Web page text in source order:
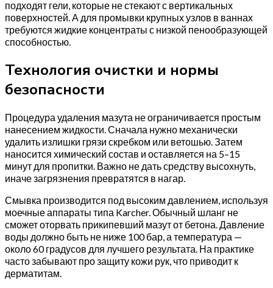
подходят гели, которые не стекают с вертикальных
поверхностей. А для промывки крупных узлов в ваннах
требуются жидкие концентраты с низкой пенообразующей
способностью.
Технология очистки и нормы
безопасности
Процедура удаления мазута не ограничивается простым
нанесением жидкости. Сначала нужно механически
удалить излишки грязи скребком или ветошью. Затем
наносится химический состав и оставляется на 5–15
минут для пропитки. Важно не дать средству высохнуть,
иначе загрязнения превратятся в нагар.
Смывка производится под высоким давлением, используя
моечные аппараты типа Karcher. Обычный шланг не
сможет оторвать прикипевший мазут от бетона. Давление
воды должно быть не ниже 100 бар, а температура —
около 60 градусов для лучшего результата. На практике
часто забывают про защиту кожи рук, что приводит к
дерматитам.